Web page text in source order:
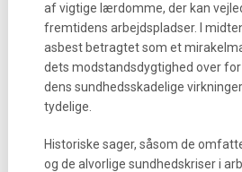
af vigtige lærdomme, der kan
fremtidens arbejdspladser. I
asbest betragtet som et
dets modstandsdygtighed over
dens sundhedsskadelige
tydelige.
Historiske sager, såsom de
og de alvorlige sundhedskriser i